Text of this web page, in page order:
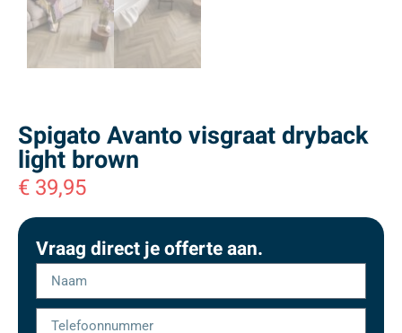
Spigato Avanto visgraat dryback
light brown
€ 39,95
Vraag direct je offerte aan.